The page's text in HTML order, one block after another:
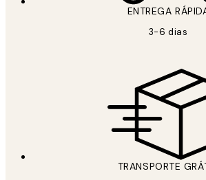
ENTREGA
3-6 dias
TRANSPORTE